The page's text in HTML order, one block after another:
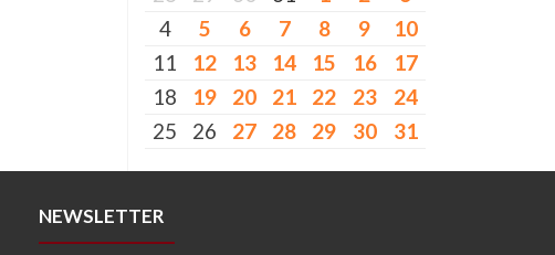
4
5 6 7 8 9
10
11
12 13 14 15 16
17
18
19 20 21 22 23
24
25
26 27 28 29 30 31
NEWSLETTER